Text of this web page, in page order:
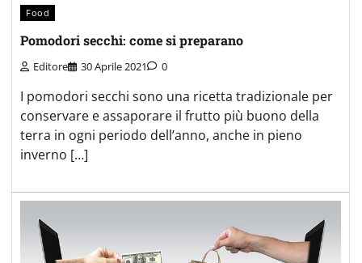
Food
Pomodori secchi: come si preparano
Editore 30 Aprile 2021 0
I pomodori secchi sono una ricetta tradizionale per
conservare e assaporare il frutto più buono della
terra in ogni periodo dell’anno, anche in pieno
inverno […]